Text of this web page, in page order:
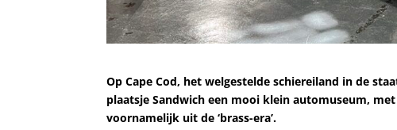
Op Cape Cod, het welgestelde schiereiland in de
plaatsje Sandwich een mooi klein automuseum,
voornamelijk uit de ‘brass-era’.